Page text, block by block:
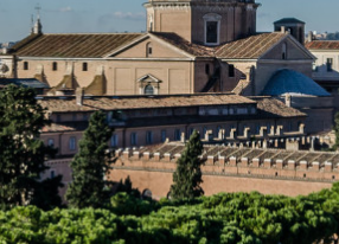
284 г
Готы
Христианские храмы,
базилики etc.
Дворцы
Арки, колонны и
обелиски
Фонтаны